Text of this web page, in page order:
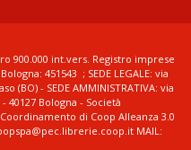
900.000 int.vers. Registro imprese
451543 ; SEDE LEGALE: via
(BO) - SEDE AMMINISTRATIVA: via
40127 Bologna - Società
di Coop Alleanza 3.0
MAIL: